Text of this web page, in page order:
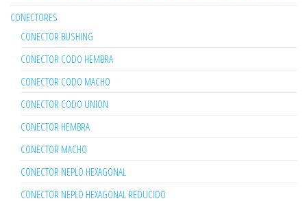
CONECTORES
CONECTOR BUSHING
CONECTOR CODO HEMBRA
CONECTOR CODO MACHO
CONECTOR CODO UNION
CONECTOR HEMBRA
CONECTOR MACHO
CONECTOR NEPLO HEXAGONAL
CONECTOR NEPLO HEXAGONAL REDUCIDO